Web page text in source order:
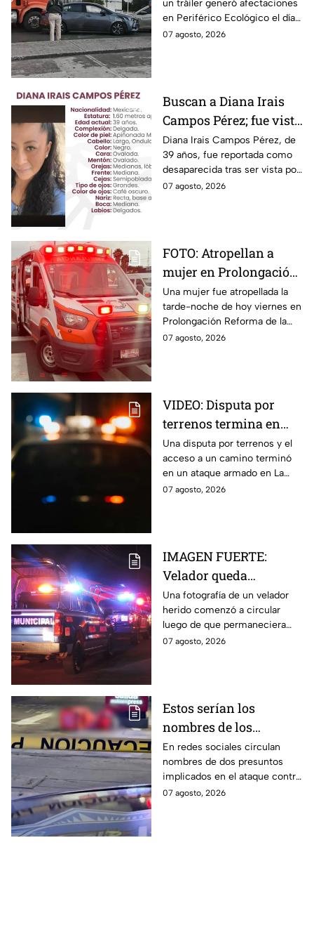
hoy viernes
un tráiler generó afectaciones
en Periférico Ecológico el día
de hoy, con dirección a la 24
07 agosto, 2026
Buscan a Diana Irais
Campos Pérez; fue vista
por última vez en la
ciudad de Puebla
Diana Irais Campos Pérez, de
39 años, fue reportada como
desaparecida tras ser vista por
última vez el 6 de agosto en
07 agosto, 2026
FOTO: Atropellan a
mujer en Prolongación
Reforma, en Puebla,
hoy viernes; así se vio
la zona
Una mujer fue atropellada la
tarde-noche de hoy viernes en
Prolongación Reforma de la
ciudad de Puebla; toma
07 agosto, 2026
VIDEO: Disputa por
terrenos termina en
ataque armado en
Chihuahua; padre
muere y su hijo queda
herido
Una disputa por terrenos y el
acceso a un camino terminó
en un ataque armado en La
Regina, Chihuahua, donde un
07 agosto, 2026
IMAGEN FUERTE:
Velador queda
gravemente herido tras
ataque con arma
blanca en
Aguascalientes
Una fotografía de un velador
herido comenzó a circular
luego de que permaneciera
varias horas hospitalizado tras
07 agosto, 2026
Estos serían los
nombres de los
presuntos implicados
en ataque contra César
Gastélum en Culiacán
En redes sociales circulan
nombres de dos presuntos
implicados en el ataque contra
el creador de contenido César
07 agosto, 2026